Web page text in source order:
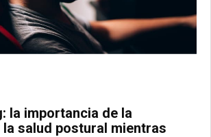
la importancia de la
salud postural mientras